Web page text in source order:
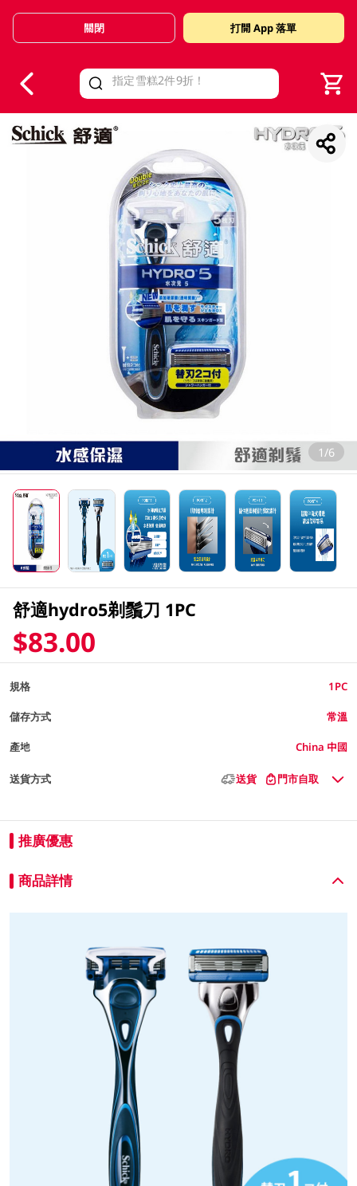
Valid Until 30 June 2026
關閉 打開 App 落單
1/6
舒適hydro5剃鬚刀 1PC
$83.00
規格 1PC
儲存方式 常溫
產地 China 中國
送貨方式 送貨 門市自取
推廣優惠
商品詳情